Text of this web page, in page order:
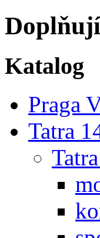
Katalog
Praga
Tatra